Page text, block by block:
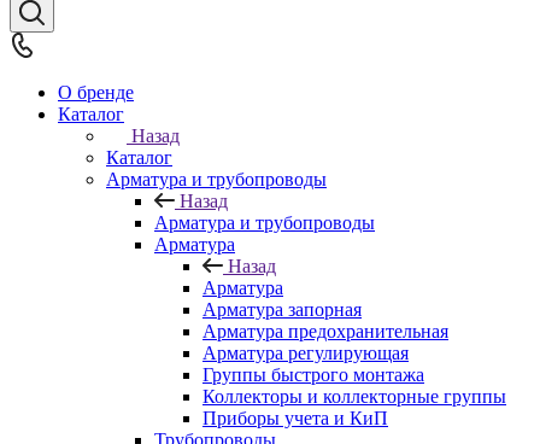
О бренде
Каталог
Назад
Каталог
Арматура и трубопроводы
Назад
Арматура и трубопроводы
Арматура
Назад
Арматура
Арматура запорная
Арматура предохранительная
Арматура регулирующая
Группы быстрого монтажа
Коллекторы и коллекторные группы
Приборы учета и КиП